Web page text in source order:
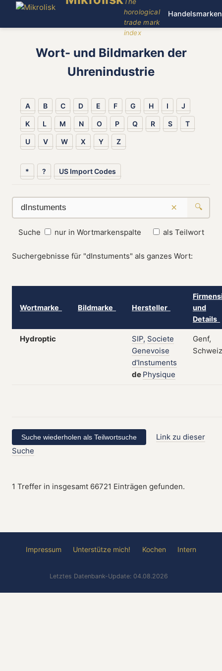
horological
trade mark
index
Handelsmarken
Wort- und Bildmarken der
Uhrenindustrie
A B C D E F G H I J
K L M N O P Q R S T
U V W X Y Z
* ? US Import Codes
× 🔍
Suche nur in Wortmarkenspalte als Teilwort
Suchergebnisse für "dInstuments" als ganzes Wort:
Wortmarke Bildmarke Hersteller
und
Details
Hydroptic SIP, Societe
Genevoise
d'Instuments
de Physique
Genf,
Schweiz
Link zu dieser
Suche
1 Treffer in insgesamt 66721 Einträgen gefunden.
Impressum Unterstütze mich! Kochen Intern
Letztes Datenbank-Update: 04.08.2026